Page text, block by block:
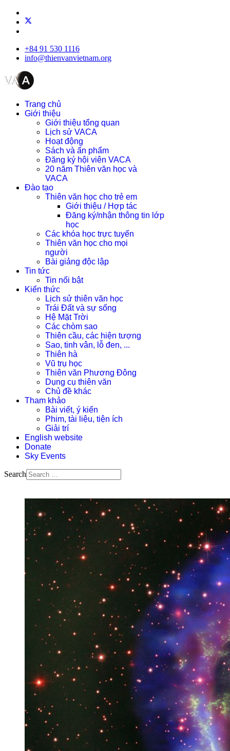
+84 91 530 1116
info@thienvanvietnam.org
Trang chủ
Giới thiệu
Giới thiệu tổng quan
Lịch sử VACA
Hoạt động
Sách và ấn phẩm
Đăng ký hội viên VACA
20 năm Thiên văn học và
VACA
Đào tạo
Thiên văn học cho trẻ em
Giới thiệu / Hợp tác
Đăng ký/nhận thông tin lớp
học
Các khóa học trực tuyến
Thiên văn học cho mọi
người
Bài giảng độc lập
Tin tức
Tin nổi bật
Kiến thức
Lịch sử thiên văn học
Trái Đất và sự sống
Hệ Mặt Trời
Các chòm sao
Thiên cầu, các hiện tượng
Sao, tinh vân, lỗ đen, ...
Thiên hà
Vũ trụ học
Thiên văn Phương Đông
Dụng cụ thiên văn
Chủ đề khác
Tham khảo
Bài viết, ý kiến
Phim, tài liệu, tiện ích
Giải trí
English website
Donate
Sky Events
Search